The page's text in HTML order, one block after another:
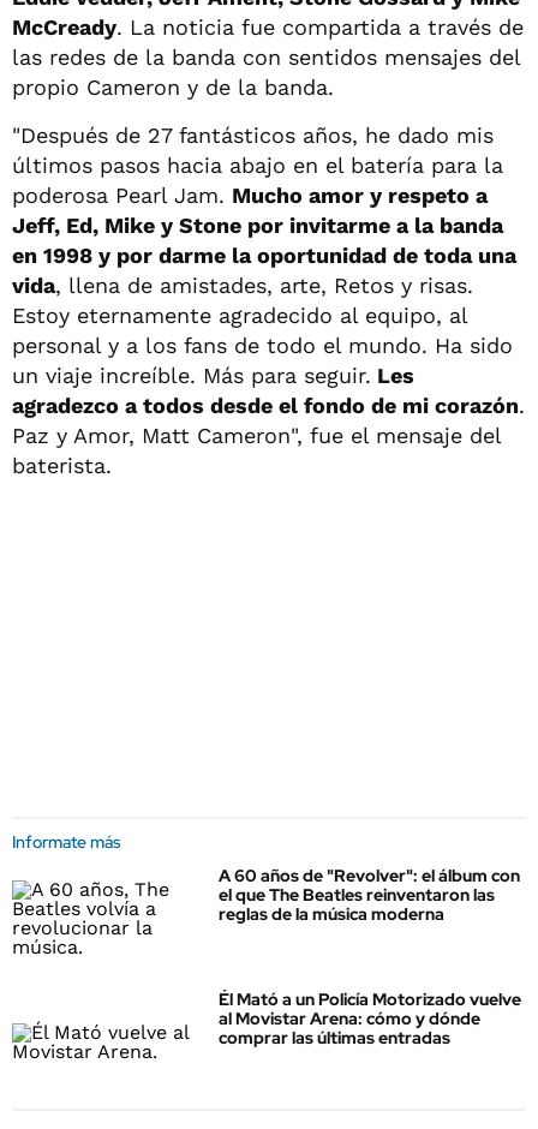
McCready. La noticia fue compartida a través de
las redes de la banda con sentidos mensajes del
propio Cameron y de la banda.
"Después de 27 fantásticos años, he dado mis
últimos pasos hacia abajo en el batería para la
poderosa Pearl Jam. Mucho amor y respeto a
Jeff, Ed, Mike y Stone por invitarme a la banda
en 1998 y por darme la oportunidad de toda una
vida, llena de amistades, arte, Retos y risas.
Estoy eternamente agradecido al equipo, al
personal y a los fans de todo el mundo. Ha sido
un viaje increíble. Más para seguir. Les
agradezco a todos desde el fondo de mi corazón.
Paz y Amor, Matt Cameron", fue el mensaje del
baterista.
Informate más
A 60 años de "Revolver": el álbum con
el que The Beatles reinventaron las
reglas de la música moderna
Él Mató a un Policía Motorizado vuelve
al Movistar Arena: cómo y dónde
comprar las últimas entradas